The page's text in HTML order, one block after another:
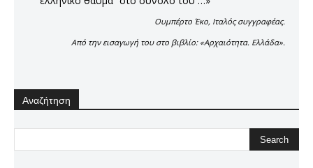
Ουμπέρτο Έκο, Ιταλός συγγραφέας.
Από την εισαγωγή του στο βιβλίο: «Αρχαιότητα. Ελλάδα».
Αναζήτηση